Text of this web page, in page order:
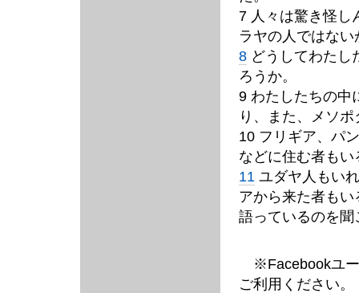
7 人々は驚き怪し
ラヤの人ではない
8 どうしてわたし
ろうか。
9 わたしたちの中
り、また、メソ
10 フリギア、パ
などに住む者も
11 ユダヤ人もい
アから来た者も
語っているのを
※Facebookユー
ご利用ください。